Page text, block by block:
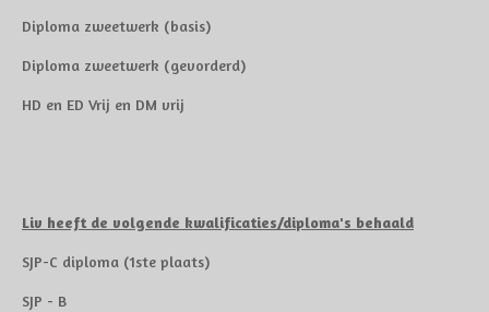
Diploma zweetwerk (basis)
Diploma zweetwerk (gevorderd)
HD en ED Vrij en DM vrij
Liv heeft de volgende kwalificaties/diploma's behaald
SJP-C diploma (1ste plaats)
SJP - B